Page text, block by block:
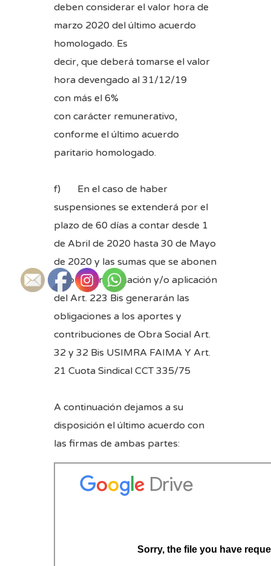
deben considerar el valor hora de
marzo 2020 del último acuerdo
homologado. Es
decir, que deberá tomarse el valor
hora devengado al 31/12/19
con más el 6%
con carácter remunerativo,
conforme el último acuerdo
paritario homologado.
f) En el caso de haber
suspensiones se extenderá por el
plazo de 60 días a contar desde 1
de Abril de 2020 hasta 30 de Mayo
de 2020 y las sumas que se abonen
bajo la denominación y/o aplicación
del Art. 223 Bis generarán las
obligaciones a los aportes y
contribuciones de Obra Social Art.
32 y 32 Bis USIMRA FAIMA Y Art.
21 Cuota Sindical CCT 335/75
A continuación dejamos a su
disposición el último acuerdo con
las firmas de ambas partes: